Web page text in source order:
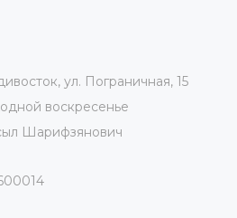
ул. Пограничная, 15
воскресенье
Шарифзянович